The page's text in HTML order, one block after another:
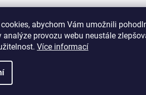
abychom Vám umožnili
analýze provozu webu neustále
Více informací